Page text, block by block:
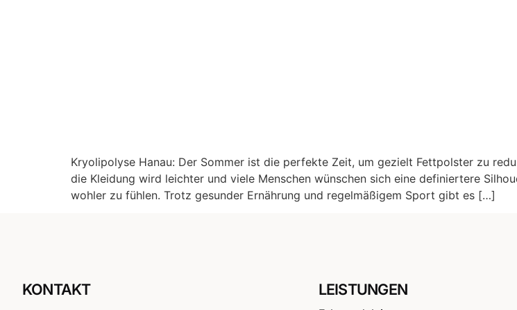
Kryolipolyse Hanau: Der Sommer ist die perfekte Zeit, um gezielt Fettpolster zu
die Kleidung wird leichter und viele Menschen wünschen sich eine definiertere
wohler zu fühlen. Trotz gesunder Ernährung und regelmäßigem Sport gibt es […]
KONTAKT LEISTUNGEN